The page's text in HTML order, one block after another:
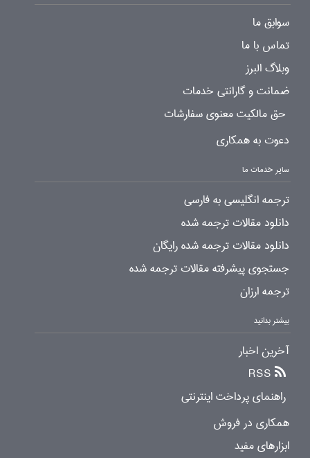
سوابق ما
تماس با ما
وبلاگ البرز
ضمانت و گارانتی خدمات
حق مالکیت معنوی سفارشات
دعوت به همکاری
سایر خدمات ما
ترجمه انگلیسی به فارسی
دانلود مقالات ترجمه شده
دانلود مقالات ترجمه شده رایگان
جستجوی پیشرفته مقالات ترجمه شده
ترجمه ارزان
بیشتر بدانید
آخرین اخبار
RSS
راهنمای پرداخت اینترنتی
همکاری در فروش
ابزارهای مفید